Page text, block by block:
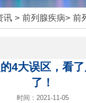
讯> 前列腺疾病> 前
4大误区，看
了！
时间：2021-11-05